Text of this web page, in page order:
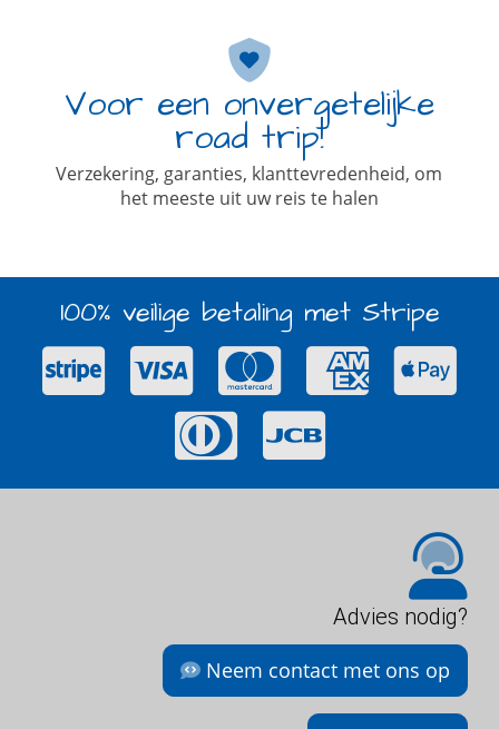
Voor een onvergetelijke
road trip!
Verzekering, garanties, klanttevredenheid, om
het meeste uit uw reis te halen
100% veilige betaling met Stripe
Advies nodig?
Neem contact met ons op